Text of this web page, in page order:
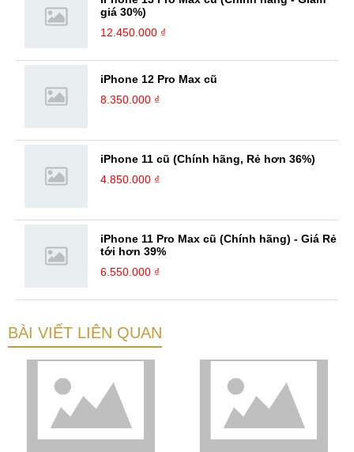
giá 30%)
12.450.000 ₫
iPhone 12 Pro Max cũ
8.350.000 ₫
iPhone 11 cũ (Chính hãng, Rẻ hơn 36%)
4.850.000 ₫
iPhone 11 Pro Max cũ (Chính hãng) - Giá Rẻ
tới hơn 39%
6.550.000 ₫
BÀI VIẾT LIÊN QUAN